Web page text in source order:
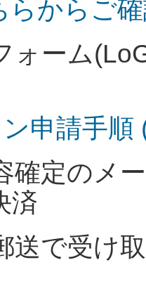
らからご
ォーム
申請手順
確定のメ
済
送で受け